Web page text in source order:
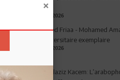
deuil
03.08.2026
Ahmed Friaa - Mohamed
l’Universitaire exemplaire
04.08.2026
Abdelaziz Kacem: